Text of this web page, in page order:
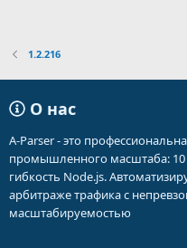
1.2.216
О нас
A-Parser - это
промышленного масштаба: 10
гибкость Node.js.
арбитраже трафика с
масштабируемостью